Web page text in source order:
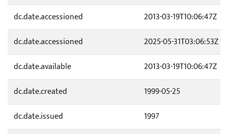
dc.date.accessioned
2013-03-19T10:06:47Z
dc.date.accessioned
2025-05-31T03:06:53Z
dc.date.available
2013-03-19T10:06:47Z
dc.date.created
1999-05-25
dc.date.issued
1997